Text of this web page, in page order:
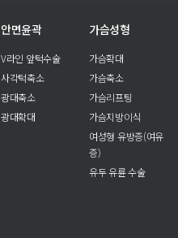
안면윤곽
V라인 앞턱수술
사각턱축소
광대축소
광대확대
가슴성형
가슴확대
가슴축소
가슴리프팅
가슴지방이식
여성형 유방증(여유
증)
유두 유륜 수술